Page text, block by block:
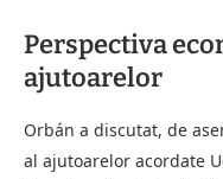
Perspectiva
ajutoarelor
Orbán a discutat, de
al ajutoarelor acordate